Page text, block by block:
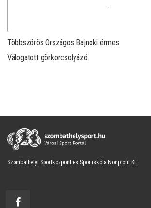
-
Többszörös Országos Bajnoki érmes.
Válogatott görkorcsolyázó.
Szombathelyi Sportközpont és Sportiskola Nonprofit Kft.